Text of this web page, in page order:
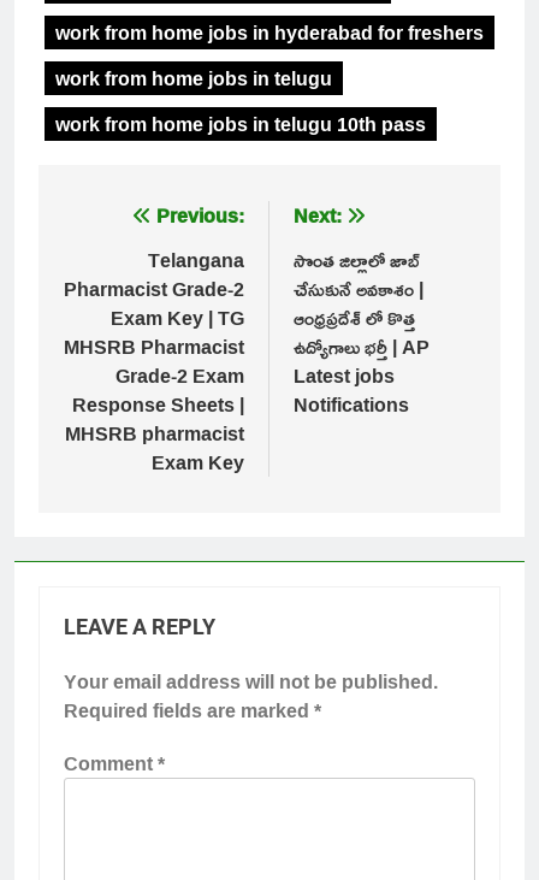
work from home jobs in hyderabad for freshers
work from home jobs in telugu
work from home jobs in telugu 10th pass
navigation
Previous:
Telangana
Pharmacist Grade-2
Exam Key | TG
MHSRB Pharmacist
Grade-2 Exam
Response Sheets |
MHSRB pharmacist
Exam Key
Next:
సొంత జిల్లాలో జాబ్
చేసుకునే అవకాశం |
ఆంధ్రప్రదేశ్ లో కొత్త
ఉద్యోగాలు భర్తీ | AP
Latest jobs
Notifications
LEAVE A REPLY
Your email address will not be published.
Required fields are marked*
Comment*